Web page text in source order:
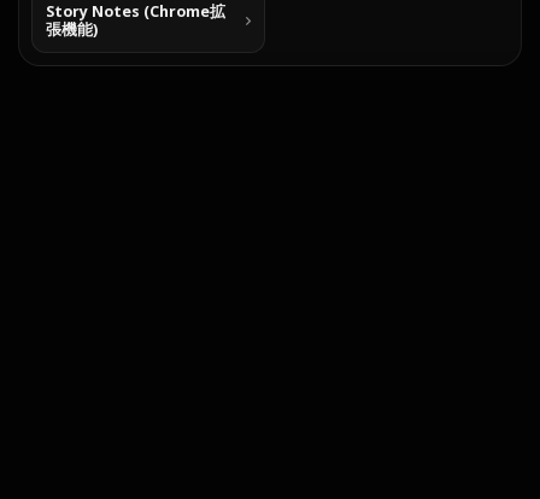
Story Notes (Chrome拡
張機能)